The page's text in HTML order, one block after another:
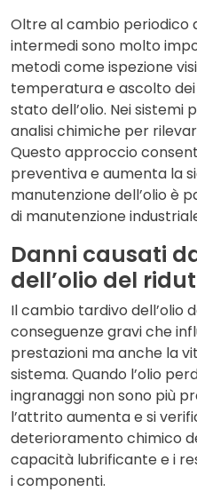
Oltre al cambio periodico
intermedi sono molto
metodi come ispezione
temperatura e ascolto
stato dell’olio. Nei sistemi
analisi chimiche per
Questo approccio
preventiva e aumenta la
manutenzione dell’olio è
di manutenzione
Danni causati
dell’olio del
Il cambio tardivo dell’olio
conseguenze gravi che
prestazioni ma anche la
sistema. Quando l’olio
ingranaggi non sono più
l’attrito aumenta e si
deterioramento chimico
capacità lubrificante e i
i componenti.